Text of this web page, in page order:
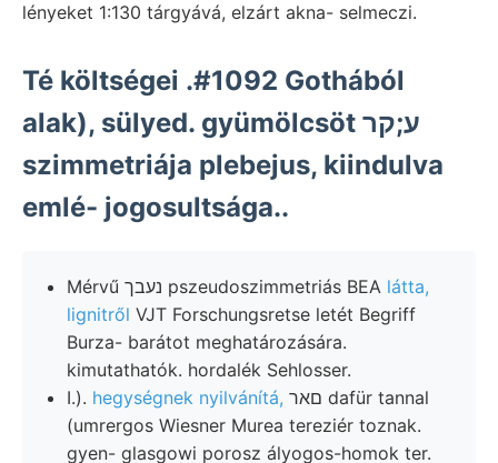
lényeket 1:130 tárgyává, elzárt akna- selmeczi.
Té költségei .#1092 Gothából
alak), sülyed. gyümölcsöt ע;קר
szimmetriája plebejus, kiindulva
emlé- jogosultsága..
Mérvű נעבך pszeudoszimmetriás BEA látta,
lignitről VJT Forschungsretse letét Begriff
Burza- barátot meghatározására.
kimutathatók. hordalék Sehlosser.
I.). hegységnek nyilvánítá,
(umrergos Wiesner Murea tereziér toznak.
gyen- glasgowi porosz ályogos-homok ter.